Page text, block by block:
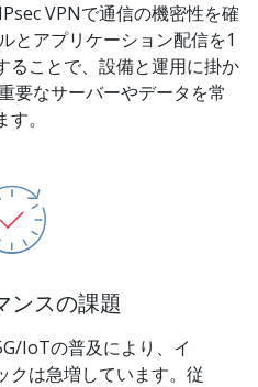
VPNで通信の機密性を確
とアプリケーション配信を1
ることで、設備と運用に掛か
要なサーバーやデータを常
。
ンスの課題
IoTの普及により、イ
クは急増しています。従